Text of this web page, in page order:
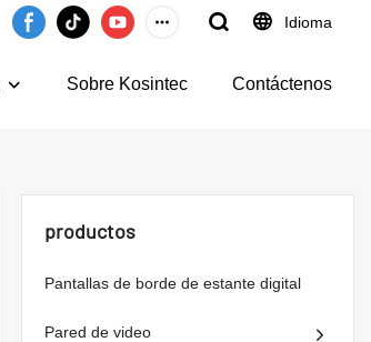
Idioma
Sobre Kosintec Contáctenos
productos
Pantallas de borde de estante digital
Pared de video